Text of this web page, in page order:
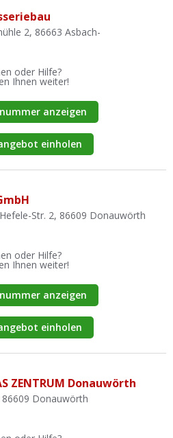
2, 86663 Asbach-
oder Hilfe?
Ihnen weiter!
anzeigen
einholen
Str. 2, 86609 Donauwörth
oder Hilfe?
Ihnen weiter!
anzeigen
einholen
ZENTRUM Donauwörth
86609 Donauwörth